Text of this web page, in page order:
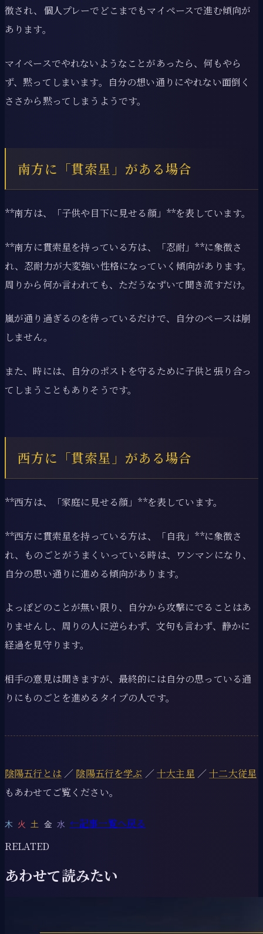
徴され、個人プレーでどこまでもマイペースで進む傾向が
あります。
マイペースでやれないようなことがあったら、何もやら
ず、黙ってしまいます。自分の想い通りにやれない面倒く
ささから黙ってしまうようです。
南方に「貫索星」がある場合
**南方は、「子供や目下に見せる顔」**を表しています。
**南方に貫索星を持っている方は、「忍耐」**に象徴さ
れ、忍耐力が大変強い性格になっていく傾向があります。
周りから何か言われても、ただうなずいて聞き流すだけ。
嵐が通り過ぎるのを待っているだけで、自分のペースは崩
しません。
また、時には、自分のポストを守るために子供と張り合っ
てしまうこともありそうです。
西方に「貫索星」がある場合
**西方は、「家庭に見せる顔」**を表しています。
**西方に貫索星を持っている方は、「自我」**に象徴さ
れ、ものごとがうまくいっている時は、ワンマンになり、
自分の思い通りに進める傾向があります。
よっぽどのことが無い限り、自分から攻撃にでることはあ
りませんし、周りの人に逆らわず、文句も言わず、静かに
経過を見守ります。
相手の意見は聞きますが、最終的には自分の思っている通
りにものごとを進めるタイプの人です。
陰陽五行とは／ 陰陽五行を学ぶ ／十大主星 ／十二大従星
もあわせてご覧ください。
木 火土 金 水 ←記事一覧へ戻る
RELATED
あわせて読みたい